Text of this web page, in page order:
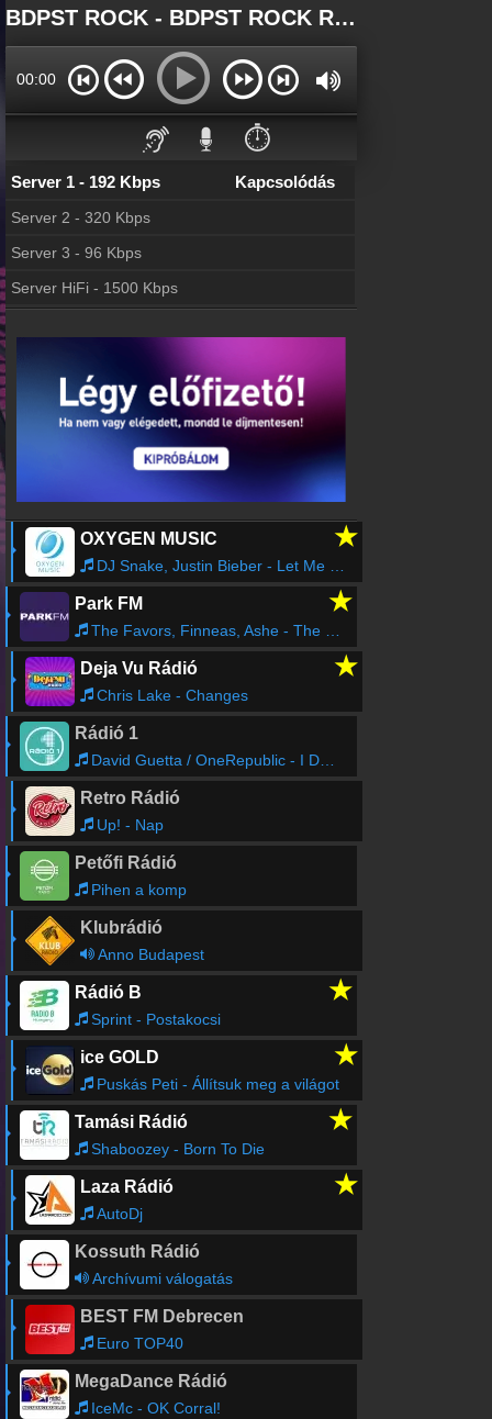
Főoldal
Bejelentkezés
Hozz létre saját fiókot!
Most szól
Partnerek
Rádiós partnerek
Készítés lépésről lépésre
BDPST ROCK - BDPST ROCK Rádió - BDPST ROCK Rádió Online
00:00
⏱️
Server 1 - 192 Kbps Kapcsolódás
Server 2 - 320 Kbps
Server 3 - 96 Kbps
Server HiFi - 1500 Kbps
OXYGEN MUSIC ★
DJ Snake, Justin Bieber - Let Me Love You
Park FM ★
The Favors, Finneas, Ashe - The Little Mess You Made
Deja Vu Rádió ★
Chris Lake - Changes
Rádió 1
David Guetta / OneRepublic - I Don't Wanna Wait
Retro Rádió
Up! - Nap
Petőfi Rádió
Pihen a komp
Klubrádió
Anno Budapest
Rádió B ★
Sprint - Postakocsi
ice GOLD ★
Puskás Peti - Állítsuk meg a világot
Tamási Rádió ★
Shaboozey - Born To Die
Laza Rádió ★
AutoDj
Kossuth Rádió
Archívumi válogatás
BEST FM Debrecen
Euro TOP40
MegaDance Rádió
IceMc - OK Corral!